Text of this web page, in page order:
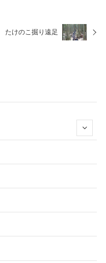
たけのこ掘り遠足